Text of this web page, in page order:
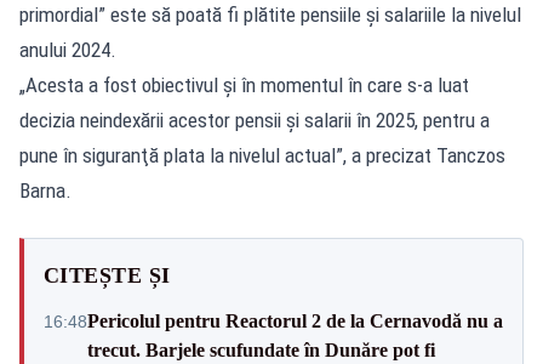
primordial” este să poată fi plătite pensiile şi salariile la nivelul
anului 2024.
„Acesta a fost obiectivul şi în momentul în care s-a luat
decizia neindexării acestor pensii şi salarii în 2025, pentru a
pune în siguranţă plata la nivelul actual”, a precizat Tanczos
Barna.
CITEȘTE ȘI
16:48Pericolul pentru Reactorul 2 de la Cernavodă nu a
trecut. Barjele scufundate în Dunăre pot fi